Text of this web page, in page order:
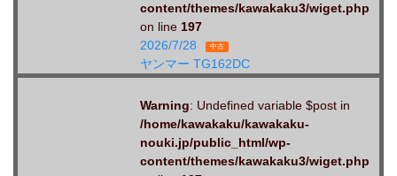
content/themes/kawakaku3/wiget.php
on line 197
2026/7/28
中古
ヤンマー TG162DC
Warning: Undefined variable $post in
/home/kawakaku/kawakaku-
nouki.jp/public_html/wp-
content/themes/kawakaku3/wiget.php